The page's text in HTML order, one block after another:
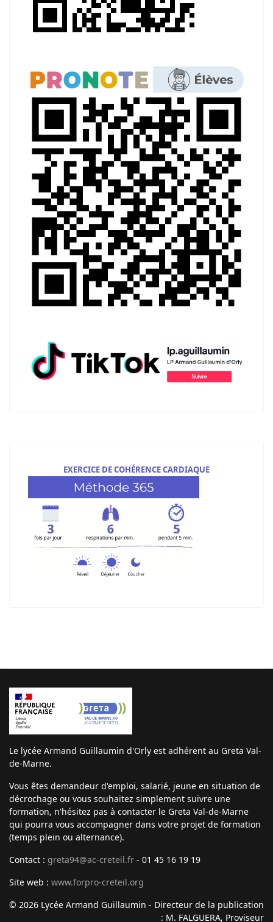
EXERCICE DE COHÉRENCE CARDIAQUE
Le lycée Armand Guillaumin d'Orly est adhérent au Greta Val-
de-Marne.
Vous êtes demandeur d'emploi, salarié, jeune en situation de
décrochage ou vous souhaitez simplement suivre une
formation, n'hésitez pas à contacter le Greta Val-de-Marne
qui pourra vous accompagner dans votre projet de formation
(temps plein ou alternance).
Contact : greta94@ac-creteil.fr - 01 45 16 19 19
Site web : www.forpro-creteil.org
© 2026 Lycée Armand Guillaumin - Directeur de la publication
: M. FALGUERA, Proviseur